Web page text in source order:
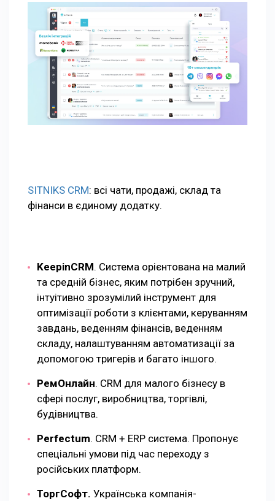
SITNIKS CRM: всі чати, продажі, склад та
фінанси в єдиному додатку.
KeepinCRM. Система орієнтована на малий
та средній бізнес, яким потрібен зручний,
інтуітивно зрозумілий інструмент для
оптимізації роботи з клієнтами, керуванням
завдань, веденням фінансів, веденням
складу, налаштуванням автоматизації за
допомогою тригерів и багато іншого.
РемОнлайн. CRM для малого бізнесу в
сфері послуг, виробництва, торгівлі,
будівництва.
Perfectum. CRM + ERP система. Пропонує
спеціальні умови під час переходу з
російських платформ.
ТоргСофт. Українська компанія-